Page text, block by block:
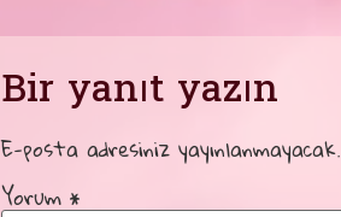
Bir yanıt yazın
E-posta adresiniz yayınlanmayacak.
Yorum *